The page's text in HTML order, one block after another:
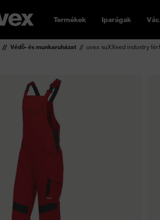
Termékek Iparágak
Védő- és munkaruházat uvex suXXeed industry